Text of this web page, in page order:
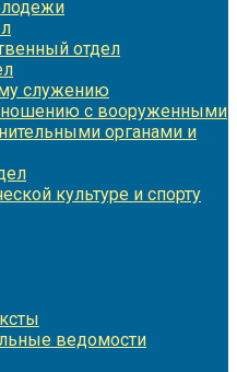
отдел
служению
с вооруженными
органами и
культуре и спорту
ведомости